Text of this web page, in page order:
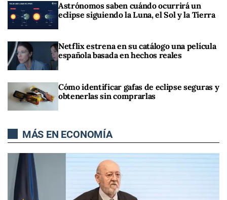
Astrónomos saben cuándo ocurrirá un
eclipse siguiendo la Luna, el Sol y la Tierra
Netflix estrena en su catálogo una película
española basada en hechos reales
Cómo identificar gafas de eclipse seguras y
obtenerlas sin comprarlas
MÁS EN ECONOMÍA